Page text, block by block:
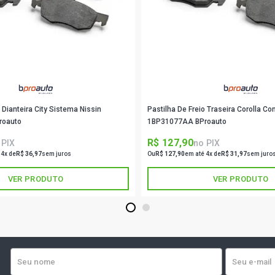
FIESTA
ROCAM
FIESTA
ROCAM
FIESTA
FIESTA
FIESTA
ZETEC
Dianteira City Sistema Nissin
deR$ 36,97sem juros
VER PRODUTO
Pastilha De Freio Traseira Corolla
1BP31077AA BProauto
R$ 127,90no PIX
Ou R$ 127,90em até 4x deR$ 31,97sem juros
VER PRODUTO
1 2